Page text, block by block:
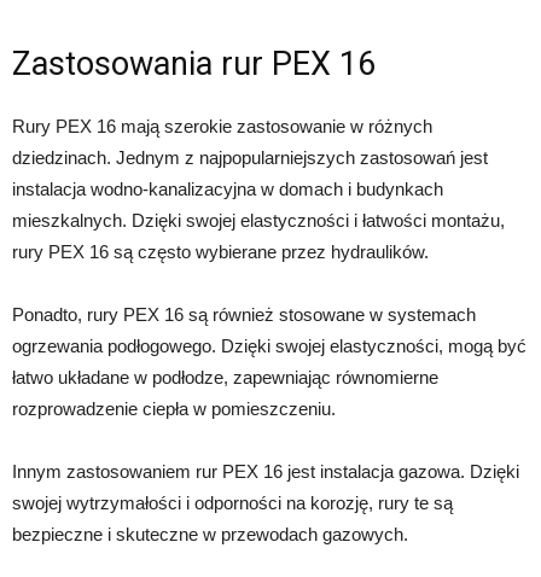
Zastosowania rur PEX 16
Rury PEX 16 mają szerokie zastosowanie w różnych
dziedzinach. Jednym z najpopularniejszych zastosowań jest
instalacja wodno-kanalizacyjna w domach i budynkach
mieszkalnych. Dzięki swojej elastyczności i łatwości montażu,
rury PEX 16 są często wybierane przez hydraulików.
Ponadto, rury PEX 16 są również stosowane w systemach
ogrzewania podłogowego. Dzięki swojej elastyczności, mogą być
łatwo układane w podłodze, zapewniając równomierne
rozprowadzenie ciepła w pomieszczeniu.
Innym zastosowaniem rur PEX 16 jest instalacja gazowa. Dzięki
swojej wytrzymałości i odporności na korozję, rury te są
bezpieczne i skuteczne w przewodach gazowych.